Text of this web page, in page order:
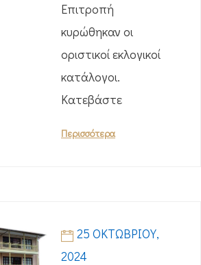
Επιτροπή
κυρώθηκαν οι
οριστικοί εκλογικοί
κατάλογοι.
Κατεβάστε
Περισσότερα
25 ΟΚΤΩΒΡΊΟΥ,
2024